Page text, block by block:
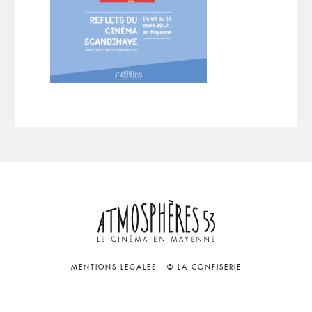
MENTIONS LÉGALES - © LA CONFISERIE